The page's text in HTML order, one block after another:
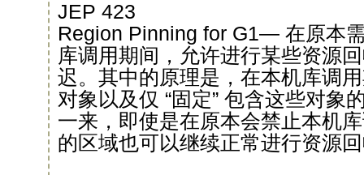
JEP 423
Region Pinning for G1— 在原本
库调用期间，允许进行某些资源
迟。其中的原理是，在本机库调
对象以及仅 “固定” 包含这些对象
一来，即使是在原本会禁止本机
的区域也可以继续正常进行资源